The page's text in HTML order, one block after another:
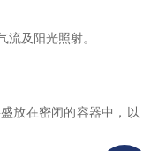
流及阳光照射。
放在密闭的容器中，以